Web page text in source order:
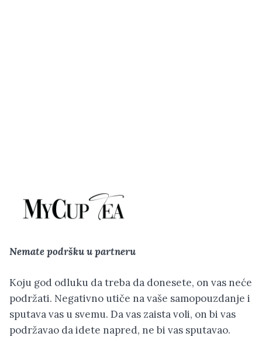
Nemate podršku u partneru
Koju god odluku da treba da donesete, on vas neće
podržati. Negativno utiče na vaše samopouzdanje i
sputava vas u svemu. Da vas zaista voli, on bi vas
podržavao da idete napred, ne bi vas sputavao.